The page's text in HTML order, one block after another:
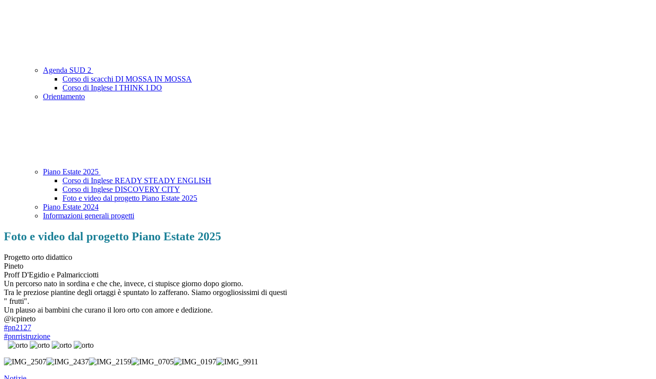
Agenda SUD 2
Corso di scacchi DI MOSSA IN MOSSA
Corso di Inglese I THINK I DO
Orientamento
Piano Estate 2025
Corso di Inglese READY STEADY ENGLISH
Corso di Inglese DISCOVERY CITY
Foto e video dal progetto Piano Estate 2025
Piano Estate 2024
Informazioni generali progetti
Foto e video dal progetto Piano Estate 2025
Progetto orto didattico
Pineto
Proff D'Egidio e Palmaricciotti
Un percorso nato in sordina e che che, invece, ci stupisce giorno dopo giorno.
Tra le preziose piantine degli ortaggi è spuntato lo zafferano. Siamo orgogliosissimi di questi
" frutti".
Un plauso ai bambini che curano il loro orto con amore e dedizione.
@icpineto
#pn2127
#pnrristruzione